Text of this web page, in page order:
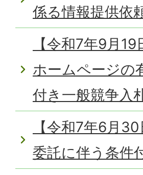
係る情報提供依
【令和7年9月
ホームページの
付き一般競争入
【令和7年6月
委託に伴う条件